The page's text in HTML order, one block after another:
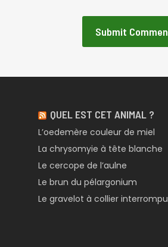
QUEL EST CET ANIMAL ?
L’oedemère couleur de miel
La chrysomyie à tête blanche
Le cercope de l’aulne
Le brun du pélargonium
Le gravelot à collier interrompu